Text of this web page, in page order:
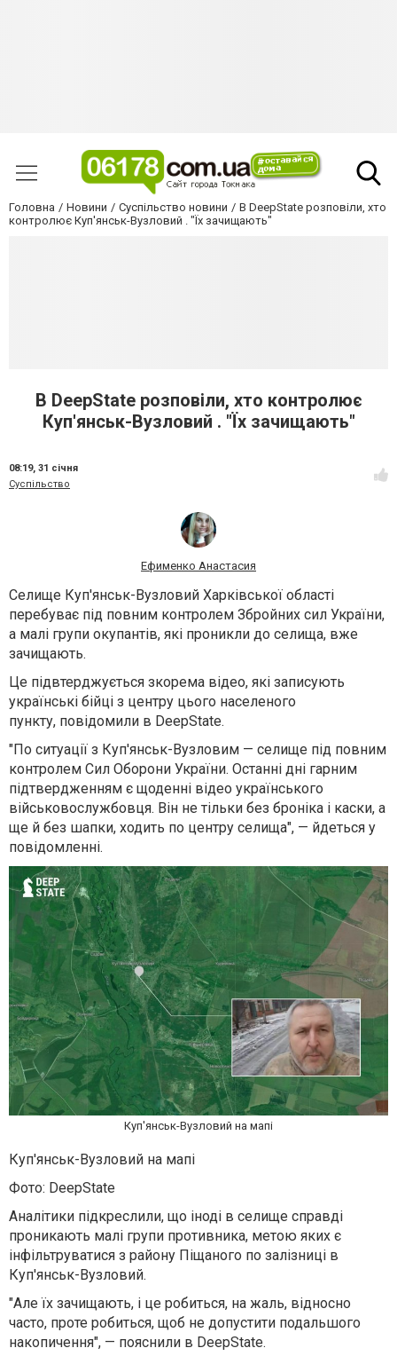
Головна Новини Суспільство новини
В DeepState розповіли, хто
контролює Куп'янськ-Вузловий . "Їх зачищають"
В DeepState розповіли, хто контролює
Куп'янськ-Вузловий . "Їх зачищають"
08:19, 31 січня
Суспільство
Ефименко Анастасия
Селище Куп'янськ-Вузловий Харківської області
перебуває під повним контролем Збройних сил України,
а малі групи окупантів, які проникли до селища, вже
зачищають.
Це підвтерджується зкорема відео, які записують
українські бійці з центру цього населеного
пункту, повідомили в DeepState.
"По ситуації з Куп'янськ-Вузловим — селище під повним
контролем Сил Оборони України. Останні дні гарним
підтвердженням є щоденні відео українського
військовослужбовця. Він не тільки без броніка і каски, а
ще й без шапки, ходить по центру селища", — йдеться у
повідомленні.
Куп'янськ-Вузловий на мапі
Куп'янськ-Вузловий на мапі
Фото: DeepState
Аналітики підкреслили, що іноді в селище справді
проникають малі групи противника, метою яких є
інфільтруватися з району Піщаного по залізниці в
Куп'янськ-Вузловий.
"Але їх зачищають, і це робиться, на жаль, відносно
часто, проте робиться, щоб не допустити подальшого
накопичення", — пояснили в DeepState.